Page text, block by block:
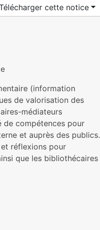
cette notice
(information
de valorisation des
médiateurs
de compétences pour
et auprès des publics.
réflexions pour
que les bibliothécaires